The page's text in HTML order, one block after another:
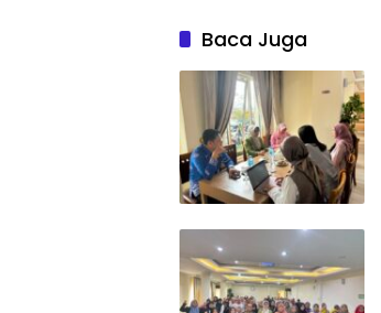
Baca Juga